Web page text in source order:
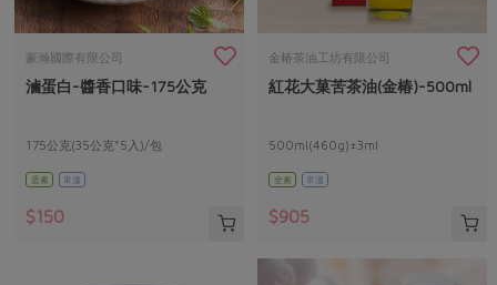
肉品・水產
水畜加工品
調理食材・點心
調味醬料/南北貨 烘焙
蛋料理
料理方式
醬料
湯品．鍋物
當季產品
傳到心坎裡，誠心又澎派
合作25-精選產品第四彈
更多當季產品
樂齡生活
廚房瑜伽
減硝酸鹽
員工與求才
自主把關
檢驗報告
硝酸鹽檢驗
豪瀚國際有限公司
滷蛋白-醬香口味-175公克
175公克(35公克*5入)/包
蛋素 常溫
$150
金椿茶油工坊有限公司
紅花大菓苦茶油(金椿)-500ml
500ml(460g)±3ml
全素 常溫
$905